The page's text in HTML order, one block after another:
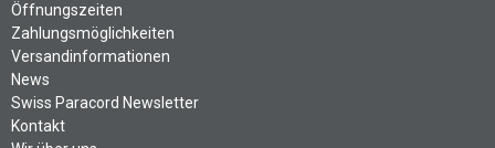
Öffnungszeiten
Zahlungsmöglichkeiten
Versandinformationen
News
Swiss Paracord Newsletter
Kontakt